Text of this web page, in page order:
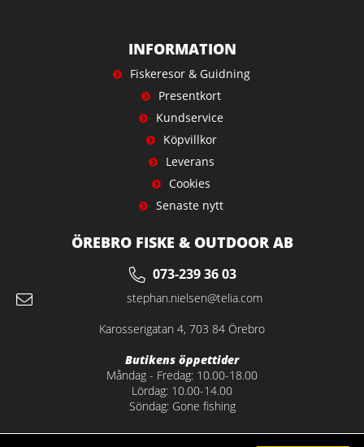
INFORMATION
Fiskeresor & Guidning
Presentkort
Kundservice
Köpvillkor
Leverans
Cookies
Senaste nytt
ÖREBRO FISKE & OUTDOOR AB
073-239 36 03
stephan.nielsen@telia.com
Karosserigatan 4, 703 84 Örebro
Butikens öppettider
Måndag - Fredag: 10.00-18.00
Lördag: 10.00-14.00
Söndag: Gone fishing